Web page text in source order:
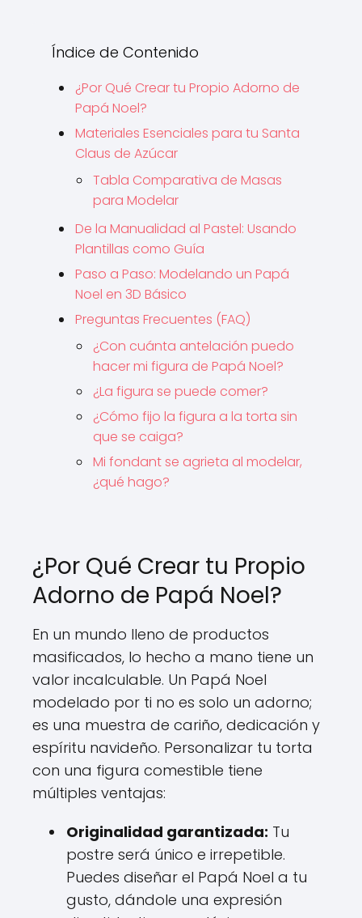
Índice de Contenido
¿Por Qué Crear tu Propio Adorno de
Papá Noel?
Materiales Esenciales para tu Santa
Claus de Azúcar
Tabla Comparativa de Masas
para Modelar
De la Manualidad al Pastel: Usando
Plantillas como Guía
Paso a Paso: Modelando un Papá
Noel en 3D Básico
Preguntas Frecuentes (FAQ)
¿Con cuánta antelación puedo
hacer mi figura de Papá Noel?
¿La figura se puede comer?
¿Cómo fijo la figura a la torta sin
que se caiga?
Mi fondant se agrieta al modelar,
¿qué hago?
¿Por Qué Crear tu Propio
Adorno de Papá Noel?
En un mundo lleno de productos
masificados, lo hecho a mano tiene un
valor incalculable. Un Papá Noel
modelado por ti no es solo un adorno;
es una muestra de cariño, dedicación y
espíritu navideño. Personalizar tu torta
con una figura comestible tiene
múltiples ventajas:
Originalidad garantizada: Tu
postre será único e irrepetible.
Puedes diseñar el Papá Noel a tu
gusto, dándole una expresión